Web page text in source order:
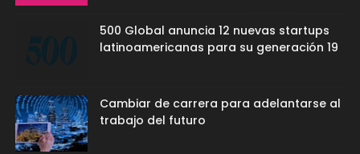
500 Global anuncia 12 nuevas startups
latinoamericanas para su generación 19
Cambiar de carrera para adelantarse al
trabajo del futuro